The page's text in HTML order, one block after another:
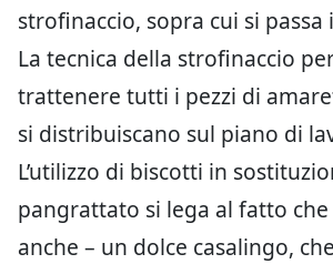
strofinaccio, sopra cui si
La tecnica della strofinaccio
trattenere tutti i pezzi di
si distribuiscano sul piano di
L’utilizzo di biscotti in
pangrattato si lega al fatto
anche – un dolce casalingo,